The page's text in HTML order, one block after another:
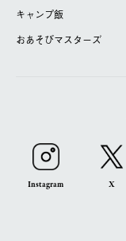
キャンプ飯
おあそびマスターズ
Instagram X